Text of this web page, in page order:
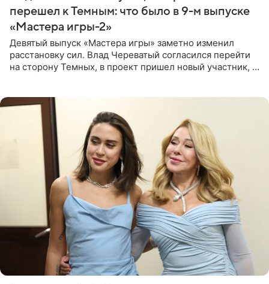
перешел к Темным: что было в 9-м выпуске
«Мастера игры-2»
Девятый выпуск «Мастера игры» заметно изменил
расстановку сил. Влад Череватый согласился перейти
на сторону Темных, в проект пришел новый участник, а